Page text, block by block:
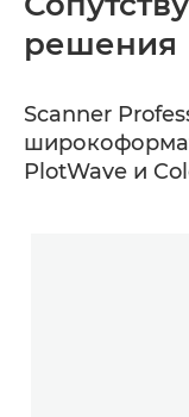
решения
Scanner
PlotWave и